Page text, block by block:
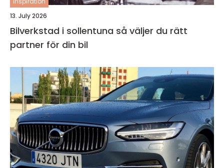
13. July 2026
Bilverkstad i sollentuna så väljer du rätt
partner för din bil